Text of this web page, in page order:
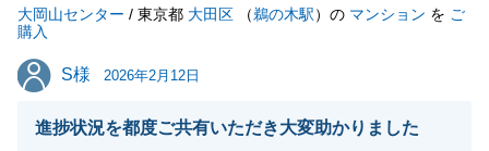
いましたらお気兼ねなくお申し付けくださいませ。
大岡山センター / 東京都 大田区 （鵜の木駅）の マンション を ご
購入
S様
S様 2026年2月12日
進捗状況を都度ご共有いただき大変助かりました